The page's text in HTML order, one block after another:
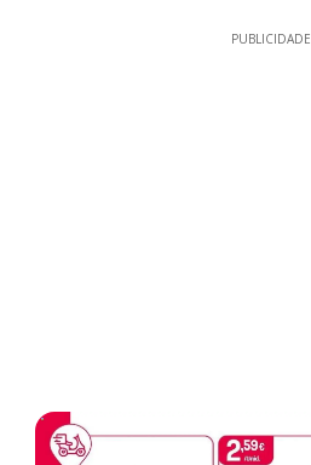
PUBLICIDADE